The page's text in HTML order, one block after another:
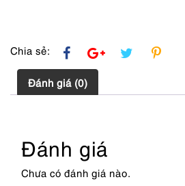
Chia sẻ:
Đánh giá (0)
Đánh giá
Chưa có đánh giá nào.